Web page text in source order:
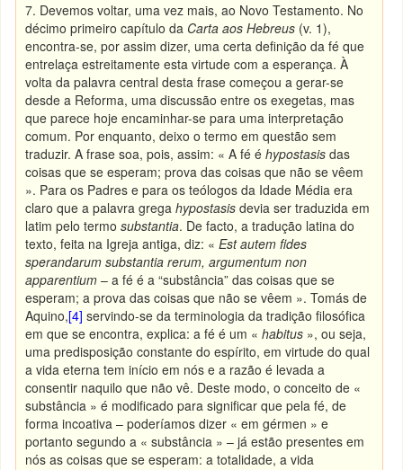
7. Devemos voltar, uma vez mais, ao Novo Testamento. No
décimo primeiro capítulo da Carta aos Hebreus (v. 1),
encontra-se, por assim dizer, uma certa definição da fé que
entrelaça estreitamente esta virtude com a esperança. À
volta da palavra central desta frase começou a gerar-se
desde a Reforma, uma discussão entre os exegetas, mas
que parece hoje encaminhar-se para uma interpretação
comum. Por enquanto, deixo o termo em questão sem
traduzir. A frase soa, pois, assim: « A fé é hypostasis das
coisas que se esperam; prova das coisas que não se vêem
». Para os Padres e para os teólogos da Idade Média era
claro que a palavra grega hypostasis devia ser traduzida em
latim pelo termo substantia. De facto, a tradução latina do
texto, feita na Igreja antiga, diz: «Est autem fides
sperandarum substantia rerum, argumentum non
apparentium– a fé é a “substância” das coisas que se
esperam; a prova das coisas que não se vêem ». Tomás de
Aquino,[4] servindo-se da terminologia da tradição filosófica
em que se encontra, explica: a fé é um «habitus », ou seja,
uma predisposição constante do espírito, em virtude do qual
a vida eterna tem início em nós e a razão é levada a
consentir naquilo que não vê. Deste modo, o conceito de «
substância » é modificado para significar que pela fé, de
forma incoativa – poderíamos dizer « em gérmen » e
portanto segundo a « substância » – já estão presentes em
nós as coisas que se esperam: a totalidade, a vida